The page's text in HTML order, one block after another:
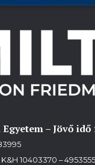
– Jövő
10403370 –